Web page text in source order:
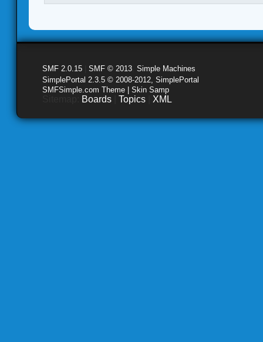
SMF 2.0.15 SMF © 2013 Simple Machines
SimplePortal 2.3.5 © 2008-2012, SimplePortal
SMFSimple.com Theme | Skin Samp
Boards Topics XML